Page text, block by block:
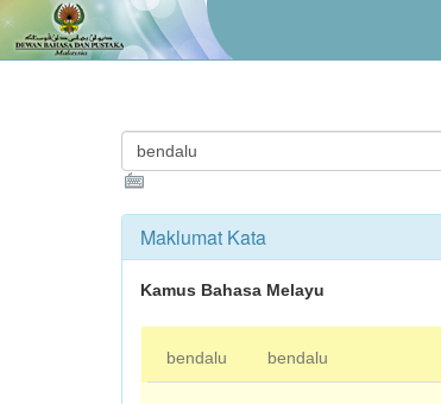
Maklumat Kata
Kamus Bahasa Melayu
bendalu bendalu